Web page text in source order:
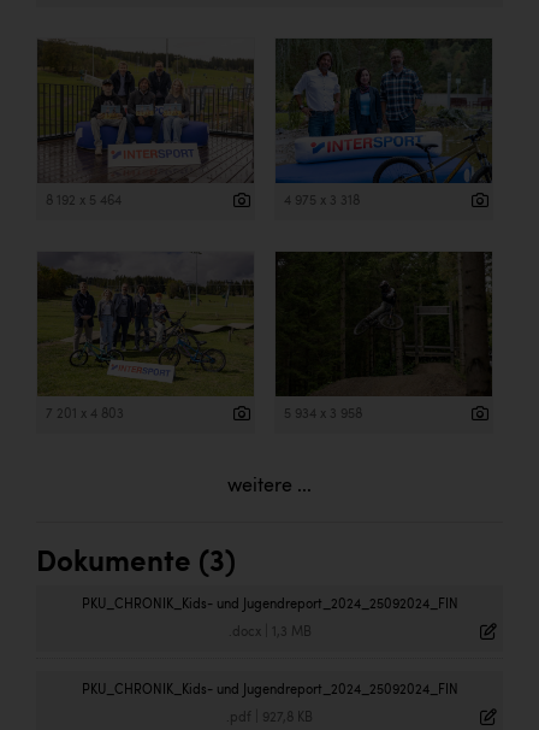
8 192 x 5 464 4 975 x 3 318
7 201 x 4 803 5 934 x 3 958
weitere ...
Dokumente (3)
PKU_CHRONIK_Kids- und Jugendreport_2024_25092024_FIN
.docx| 1,3 MB
PKU_CHRONIK_Kids- und Jugendreport_2024_25092024_FIN
.pdf 927,8 KB